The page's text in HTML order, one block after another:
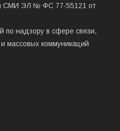
СМИ ЭЛ № ФС 77-55121 от
надзору в сфере связи,
массовых коммуникаций